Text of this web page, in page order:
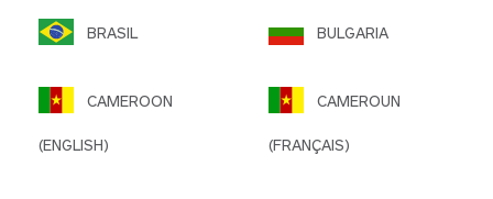
BRASIL BULGARIA
CAMEROON
(ENGLISH)
CAMEROUN
(FRANÇAIS)